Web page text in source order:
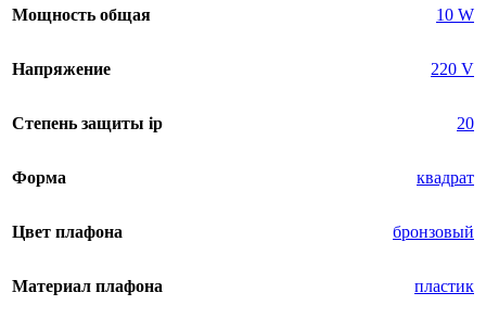
Мощность общая 10 W
Напряжение 220 V
Степень защиты ip 20
Форма квадрат
Цвет плафона бронзовый
Материал плафона пластик